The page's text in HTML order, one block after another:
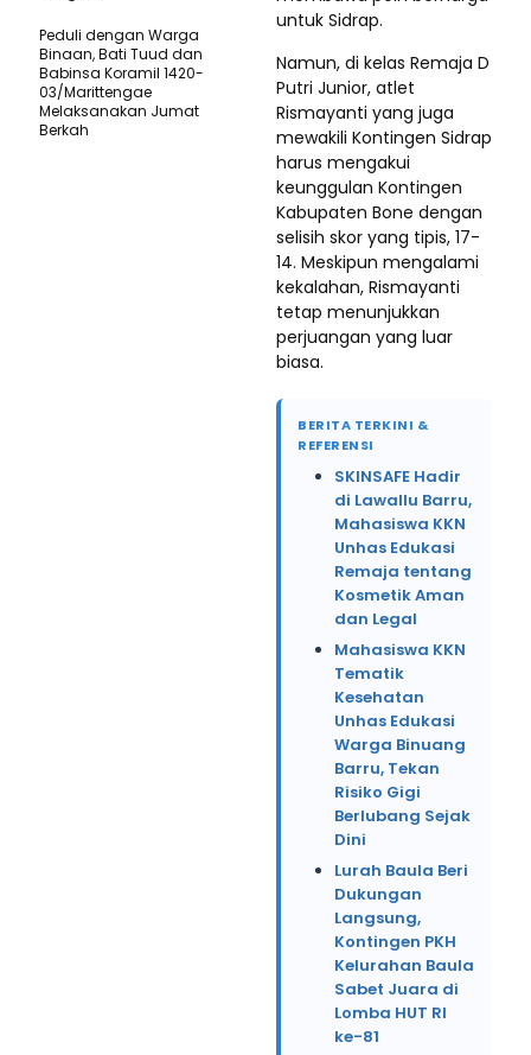
untuk Sidrap.
Namun, di kelas Remaja D
Putri Junior, atlet
Rismayanti yang juga
mewakili Kontingen Sidrap
harus mengakui
keunggulan Kontingen
Kabupaten Bone dengan
selisih skor yang tipis, 17-
14. Meskipun mengalami
kekalahan, Rismayanti
tetap menunjukkan
perjuangan yang luar
biasa.
BERITA TERKINI &
REFERENSI
SKINSAFE Hadir
di Lawallu Barru,
Mahasiswa KKN
Unhas Edukasi
Remaja tentang
Kosmetik Aman
dan Legal
Mahasiswa KKN
Tematik
Kesehatan
Unhas Edukasi
Warga Binuang
Barru, Tekan
Risiko Gigi
Berlubang Sejak
Dini
Lurah Baula Beri
Dukungan
Langsung,
Kontingen PKH
Kelurahan Baula
Sabet Juara di
Lomba HUT RI
ke-81
Peduli dengan Warga
Binaan, Bati Tuud dan
Babinsa Koramil 1420-
03/Marittengae
Melaksanakan Jumat
Berkah